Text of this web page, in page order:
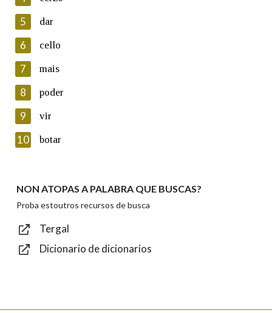
Lin e acepto as condicións da política de
Introduce o código que aparece na imaxe:
Texto de verificación
Enviar
5 dar
6 cello
7 mais
8 poder
9 vir
10 botar
NON ATOPAS A PALABRA QUE BUSCAS?
Proba estoutros recursos de busca
Tergal
Dicionario de dicionarios